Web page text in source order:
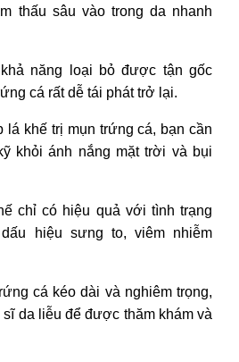
thấu sâu vào trong da nhanh
năng loại bỏ được tận gốc
cá rất dễ tái phát trở lại.
lá khế trị mụn trứng cá, bạn cần
khỏi ánh nắng mặt trời và bụi
chỉ có hiệu quả với tình trạng
hiệu sưng to, viêm nhiễm
cá kéo dài và nghiêm trọng,
sĩ da liễu để được thăm khám và